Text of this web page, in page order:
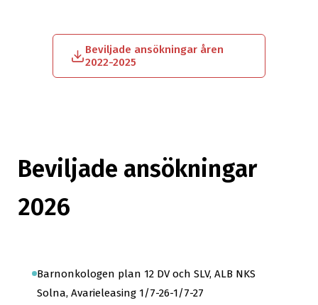
Beviljade ansökningar åren
2022-2025
Beviljade ansökningar
2026
Barnonkologen plan 12 DV och SLV, ALB NKS
Solna, Avarieleasing 1/7-26-1/7-27